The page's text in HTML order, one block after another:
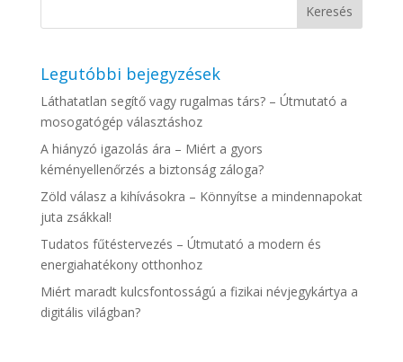
Legutóbbi bejegyzések
Láthatatlan segítő vagy rugalmas társ? – Útmutató a
mosogatógép választáshoz
A hiányzó igazolás ára – Miért a gyors
kéményellenőrzés a biztonság záloga?
Zöld válasz a kihívásokra – Könnyítse a mindennapokat
juta zsákkal!
Tudatos fűtéstervezés – Útmutató a modern és
energiahatékony otthonhoz
Miért maradt kulcsfontosságú a fizikai névjegykártya a
digitális világban?